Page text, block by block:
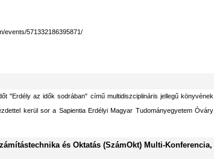
events/571332186395871/
"Erdély az idők sodrában" című multidiszciplináris jellegű könyvének
kerül sor a Sapientia Erdélyi Magyar Tudományegyetem Óváry
és Oktatás (SzámOkt) Multi-Konferencia,